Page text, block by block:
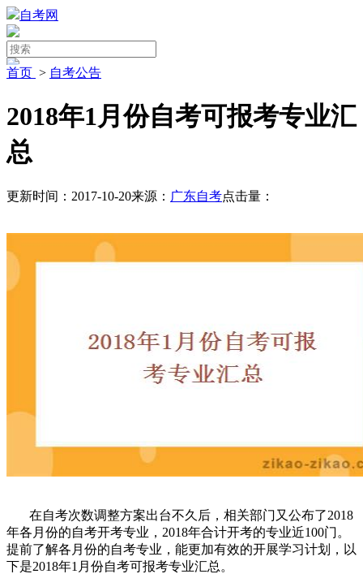
自考网
首页 > 自考公告
2018年1月份自考可报考专业汇
总
更新时间：2017-10-20来源： 广东自考点击量：
在自考次数调整方案出台不久后，相关部门又公布了2018
年各月份的自考开考专业，2018年合计开考的专业近100门。
提前了解各月份的自考专业，能更加有效的开展学习计划，以
下是2018年1月份自考可报考专业汇总。